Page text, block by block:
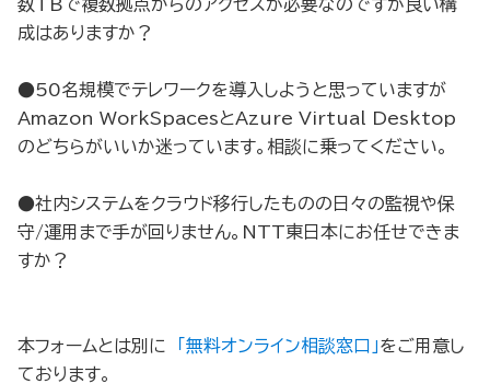
数TBで複数拠点からのアクセスが必要なのですが良い構
成はありますか？
●50名規模でテレワークを導入しようと思っていますが
Amazon WorkSpacesとAzure Virtual Desktop
のどちらがいいか迷っています。相談に乗ってください。
●社内システムをクラウド移行したものの日々の監視や保
守/運用まで手が回りません。NTT東日本にお任せできま
すか？
本フォームとは別に 「無料オンライン相談窓口」をご用意し
ております。